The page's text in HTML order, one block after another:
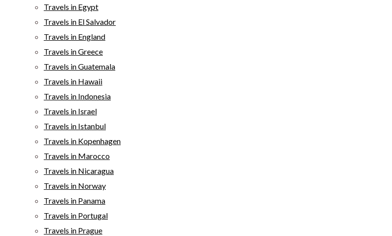
Travels in Egypt
Travels in El Salvador
Travels in England
Travels in Greece
Travels in Guatemala
Travels in Hawaii
Travels in Indonesia
Travels in Israel
Travels in Istanbul
Travels in Kopenhagen
Travels in Marocco
Travels in Nicaragua
Travels in Norway
Travels in Panama
Travels in Portugal
Travels in Prague